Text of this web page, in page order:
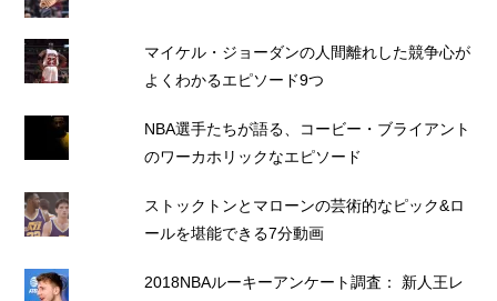
マイケル・ジョーダンの人間離れした競争心が
よくわかるエピソード9つ
NBA選手たちが語る、コービー・ブライアント
のワーカホリックなエピソード
ストックトンとマローンの芸術的なピック&ロ
ールを堪能できる7分動画
2018NBAルーキーアンケート調査： 新人王レ